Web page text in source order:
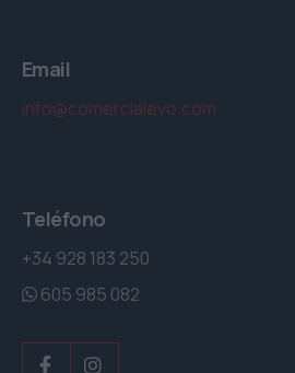
Email
info@comercialevo.com
Teléfono
+34 928 183 250
605 985 082